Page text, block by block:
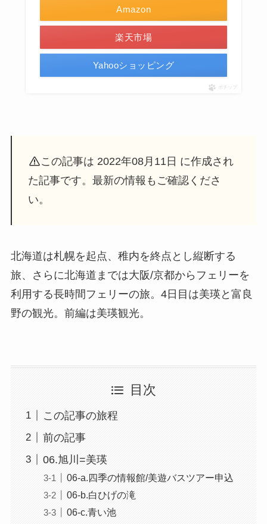
Amazon
楽天市場
Yahooショッピング
ポチップ
この記事は 2022年08月11日 に作成され
た記事です。最新の情報もご確認くださ
い。
北海道は札幌を起点、稚内を終点とし縦断する
旅、さらに北海道までは大阪/京都からフェリーを
利用する長時間フェリーの旅。4日目は美瑛と富良
野の観光。前編は美瑛観光。
目次
この記事の旅程
前の記事
06.旭川=美瑛
06-a.四季の情報館/美遊バスツアー申込
06-b.白ひげの滝
06-c.青い池